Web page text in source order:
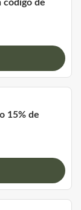
código de
15% de